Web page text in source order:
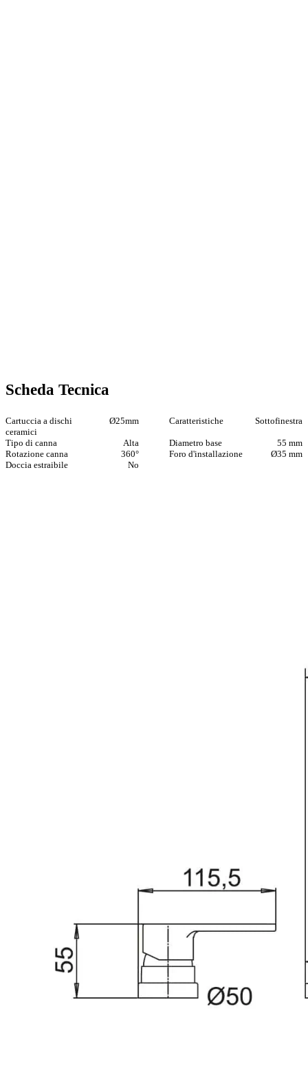
Scheda Tecnica
Cartuccia a dischi
ceramici
Ø25mm Caratteristiche Sottofinestra
Tipo di canna Alta Diametro base
55 mm
Rotazione canna
360° Foro d'installazione
Ø35 mm
Doccia estraibile
No